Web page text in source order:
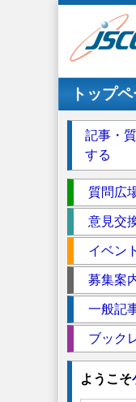
メインナ
トップ
記事・
する
ク
シ
質問広
意見交
イベン
募集案
一般記
ブック
ようこそ